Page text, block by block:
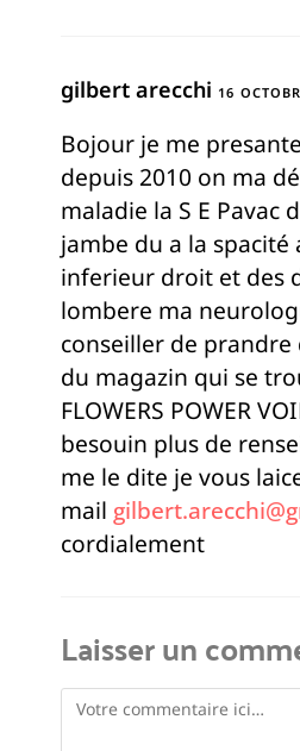
gilbert arecchi 16
Bojour je me
depuis 2010 on ma
maladie la S E Pavac
jambe du a la spacité
inferieur droit et des
lombere ma
conseiller de prandre
du magazin qui se
FLOWERS POWER
besouin plus de
me le dite je vous
mail
cordialement
Laisser un